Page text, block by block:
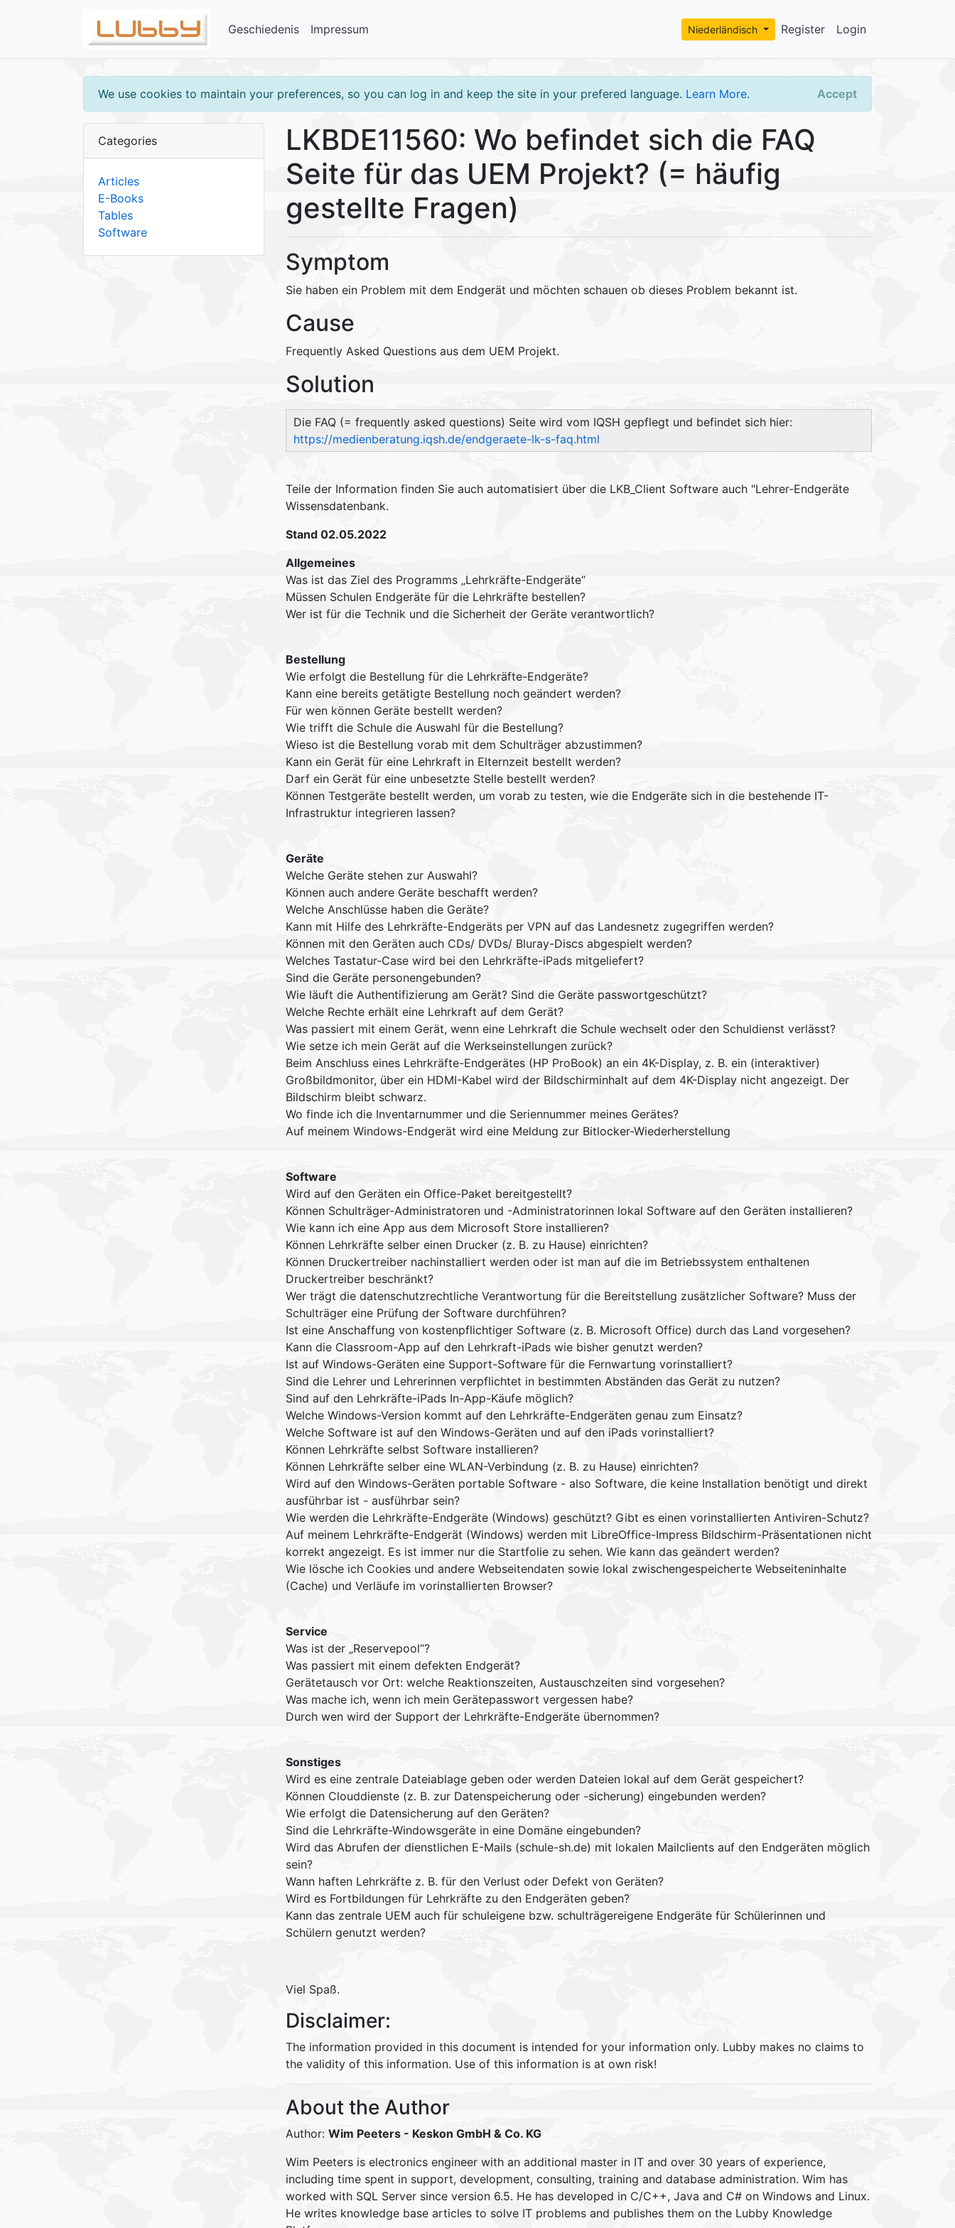
Register Login
Niederländisch
Geschiedenis Impressum
We use cookies to maintain your preferences, so you can log in and keep the site in your prefered language. Learn More. Accept
Categories
Articles
E-Books
Tables
Software
LKBDE11560: Wo befindet sich die FAQ
Seite für das UEM Projekt? (= häufig
gestellte Fragen)
Symptom
Sie haben ein Problem mit dem Endgerät und möchten schauen ob dieses Problem bekannt ist.
Cause
Frequently Asked Questions aus dem UEM Projekt.
Solution
Die FAQ (= frequently asked questions) Seite wird vom IQSH gepflegt und befindet sich hier:
https://medienberatung.iqsh.de/endgeraete-lk-s-faq.html
Teile der Information finden Sie auch automatisiert über die LKB_Client Software auch "Lehrer-Endgeräte
Wissensdatenbank.
Stand 02.05.2022
Allgemeines
Was ist das Ziel des Programms „Lehrkräfte-Endgeräte“
Müssen Schulen Endgeräte für die Lehrkräfte bestellen?
Wer ist für die Technik und die Sicherheit der Geräte verantwortlich?
Bestellung
Wie erfolgt die Bestellung für die Lehrkräfte-Endgeräte?
Kann eine bereits getätigte Bestellung noch geändert werden?
Für wen können Geräte bestellt werden?
Wie trifft die Schule die Auswahl für die Bestellung?
Wieso ist die Bestellung vorab mit dem Schulträger abzustimmen?
Kann ein Gerät für eine Lehrkraft in Elternzeit bestellt werden?
Darf ein Gerät für eine unbesetzte Stelle bestellt werden?
Können Testgeräte bestellt werden, um vorab zu testen, wie die Endgeräte sich in die bestehende IT-
Infrastruktur integrieren lassen?
Geräte
Welche Geräte stehen zur Auswahl?
Können auch andere Geräte beschafft werden?
Welche Anschlüsse haben die Geräte?
Kann mit Hilfe des Lehrkräfte-Endgeräts per VPN auf das Landesnetz zugegriffen werden?
Können mit den Geräten auch CDs/ DVDs/ Bluray-Discs abgespielt werden?
Welches Tastatur-Case wird bei den Lehrkräfte-iPads mitgeliefert?
Sind die Geräte personengebunden?
Wie läuft die Authentifizierung am Gerät? Sind die Geräte passwortgeschützt?
Welche Rechte erhält eine Lehrkraft auf dem Gerät?
Was passiert mit einem Gerät, wenn eine Lehrkraft die Schule wechselt oder den Schuldienst verlässt?
Wie setze ich mein Gerät auf die Werkseinstellungen zurück?
Beim Anschluss eines Lehrkräfte-Endgerätes (HP ProBook) an ein 4K-Display, z. B. ein (interaktiver)
Großbildmonitor, über ein HDMI-Kabel wird der Bildschirminhalt auf dem 4K-Display nicht angezeigt. Der
Bildschirm bleibt schwarz.
Wo finde ich die Inventarnummer und die Seriennummer meines Gerätes?
Auf meinem Windows-Endgerät wird eine Meldung zur Bitlocker-Wiederherstellung
Software
Wird auf den Geräten ein Office-Paket bereitgestellt?
Können Schulträger-Administratoren und -Administratorinnen lokal Software auf den Geräten installieren?
Wie kann ich eine App aus dem Microsoft Store installieren?
Können Lehrkräfte selber einen Drucker (z. B. zu Hause) einrichten?
Können Druckertreiber nachinstalliert werden oder ist man auf die im Betriebssystem enthaltenen
Druckertreiber beschränkt?
Wer trägt die datenschutzrechtliche Verantwortung für die Bereitstellung zusätzlicher Software? Muss der
Schulträger eine Prüfung der Software durchführen?
Ist eine Anschaffung von kostenpflichtiger Software (z. B. Microsoft Office) durch das Land vorgesehen?
Kann die Classroom-App auf den Lehrkraft-iPads wie bisher genutzt werden?
Ist auf Windows-Geräten eine Support-Software für die Fernwartung vorinstalliert?
Sind die Lehrer und Lehrerinnen verpflichtet in bestimmten Abständen das Gerät zu nutzen?
Sind auf den Lehrkräfte-iPads In-App-Käufe möglich?
Welche Windows-Version kommt auf den Lehrkräfte-Endgeräten genau zum Einsatz?
Welche Software ist auf den Windows-Geräten und auf den iPads vorinstalliert?
Können Lehrkräfte selbst Software installieren?
Können Lehrkräfte selber eine WLAN-Verbindung (z. B. zu Hause) einrichten?
Wird auf den Windows-Geräten portable Software - also Software, die keine Installation benötigt und direkt
ausführbar ist - ausführbar sein?
Wie werden die Lehrkräfte-Endgeräte (Windows) geschützt? Gibt es einen vorinstallierten Antiviren-Schutz?
Auf meinem Lehrkräfte-Endgerät (Windows) werden mit LibreOffice-Impress Bildschirm-Präsentationen nicht
korrekt angezeigt. Es ist immer nur die Startfolie zu sehen. Wie kann das geändert werden?
Wie lösche ich Cookies und andere Webseitendaten sowie lokal zwischengespeicherte Webseiteninhalte
(Cache) und Verläufe im vorinstallierten Browser?
Service
Was ist der „Reservepool“?
Was passiert mit einem defekten Endgerät?
Gerätetausch vor Ort: welche Reaktionszeiten, Austauschzeiten sind vorgesehen?
Was mache ich, wenn ich mein Gerätepasswort vergessen habe?
Durch wen wird der Support der Lehrkräfte-Endgeräte übernommen?
Sonstiges
Wird es eine zentrale Dateiablage geben oder werden Dateien lokal auf dem Gerät gespeichert?
Können Clouddienste (z. B. zur Datenspeicherung oder -sicherung) eingebunden werden?
Wie erfolgt die Datensicherung auf den Geräten?
Sind die Lehrkräfte-Windowsgeräte in eine Domäne eingebunden?
Wird das Abrufen der dienstlichen E-Mails (schule-sh.de) mit lokalen Mailclients auf den Endgeräten möglich
sein?
Wann haften Lehrkräfte z. B. für den Verlust oder Defekt von Geräten?
Wird es Fortbildungen für Lehrkräfte zu den Endgeräten geben?
Kann das zentrale UEM auch für schuleigene bzw. schulträgereigene Endgeräte für Schülerinnen und
Schülern genutzt werden?
Viel Spaß.
Disclaimer:
The information provided in this document is intended for your information only. Lubby makes no claims to
the validity of this information. Use of this information is at own risk!
About the Author
Author: Wim Peeters - Keskon GmbH & Co. KG
Wim Peeters is electronics engineer with an additional master in IT and over 30 years of experience,
including time spent in support, development, consulting, training and database administration. Wim has
worked with SQL Server since version 6.5. He has developed in C/C++, Java and C# on Windows and Linux.
He writes knowledge base articles to solve IT problems and publishes them on the Lubby Knowledge